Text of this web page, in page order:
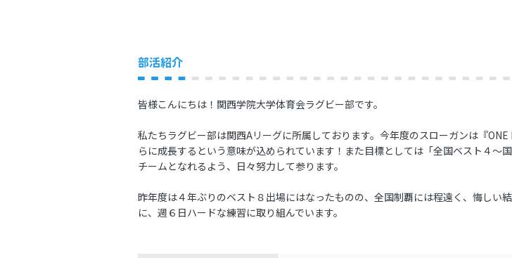
部活紹介
皆様こんにちは！関西学院大学体育会ラグビー部です。
私たちラグビー部は関西Aリーグに所属しております。今年度のスローガンは『
らに成長するという意味が込められています！また目標としては「全国ベスト４〜
チームとなれるよう、日々努力して参ります。
昨年度は４年ぶりのベスト８出場にはなったものの、全国制覇には程遠く、悔しい
に、週６日ハードな練習に取り組んでいます。